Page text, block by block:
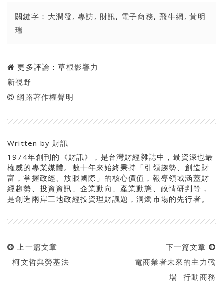
關鍵字： 大潤發, 專訪, 財訊, 電子商務,飛牛網 ,黃明
瑞
更多評論：草根影響力
新視野
網路著作權聲明
Written by 財訊
1974年創刊的《財訊》，是台灣財經雜誌中，最資深也最
權威的專業媒體。數十年來始終秉持「引領趨勢、創造財
富，掌握政經、放眼國際」的核心價值，報導領域涵蓋財
經趨勢、投資資訊、企業動向、產業動態、政情研判等，
是創造兩岸三地政經投資理財議題，洞燭市場的先行者。
上一篇文章
柯文哲與勞基法
下一篇文章
電商業者未來的主力戰
場- 行動商務